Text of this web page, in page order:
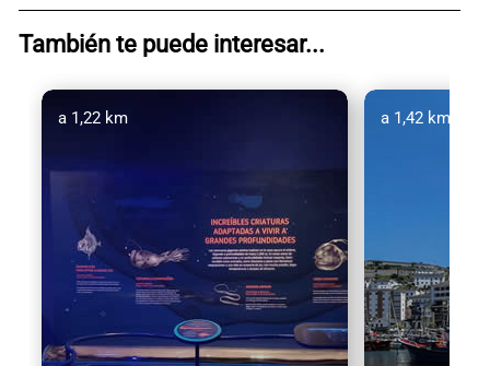
También te puede interesar...
a 1,22 km a 1,42 km